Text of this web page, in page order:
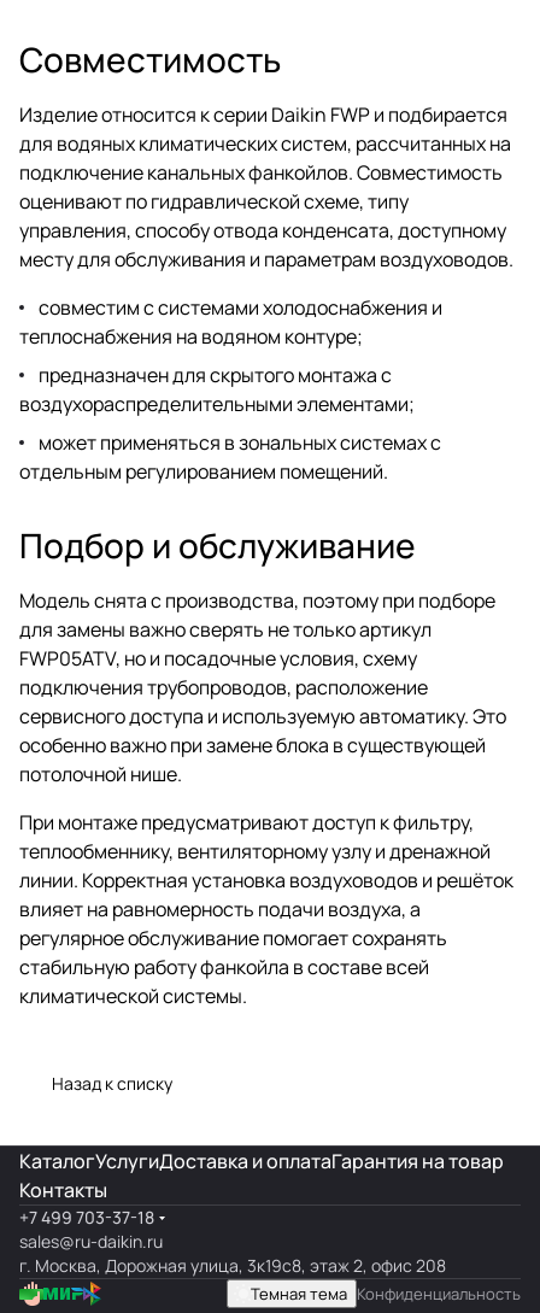
Совместимость
Изделие относится к серии Daikin FWP и подбирается
для водяных климатических систем, рассчитанных на
подключение канальных фанкойлов. Совместимость
оценивают по гидравлической схеме, типу
управления, способу отвода конденсата, доступному
месту для обслуживания и параметрам воздуховодов.
совместим с системами холодоснабжения и
теплоснабжения на водяном контуре;
предназначен для скрытого монтажа с
воздухораспределительными элементами;
может применяться в зональных системах с
отдельным регулированием помещений.
Подбор и обслуживание
Модель снята с производства, поэтому при подборе
для замены важно сверять не только артикул
FWP05ATV, но и посадочные условия, схему
подключения трубопроводов, расположение
сервисного доступа и используемую автоматику. Это
особенно важно при замене блока в существующей
потолочной нише.
При монтаже предусматривают доступ к фильтру,
теплообменнику, вентиляторному узлу и дренажной
линии. Корректная установка воздуховодов и решёток
влияет на равномерность подачи воздуха, а
регулярное обслуживание помогает сохранять
стабильную работу фанкойла в составе всей
климатической системы.
Назад к списку
КаталогУслугиДоставка и оплатаГарантия на товар
Контакты
+7 499 703-37-18
sales@ru-daikin.ru
г. Москва, Дорожная улица, 3к19с8, этаж 2, офис 208
Темная тема Конфиденциальность